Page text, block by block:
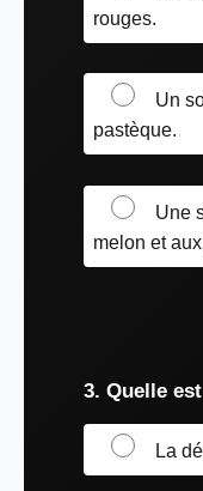
rouges.
Un
pastèque.
Une
melon et
3. Quelle
La